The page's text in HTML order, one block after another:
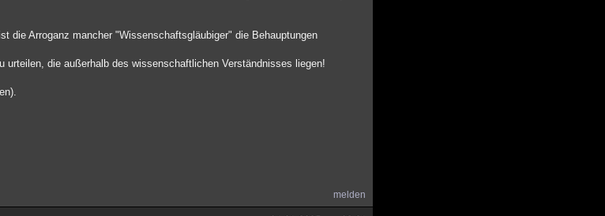
die Arroganz mancher "Wissenschaftsgläubiger" die Behauptungen
die außerhalb des wissenschaftlichen Verständnisses liegen!
melden